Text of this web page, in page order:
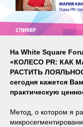
На White Square
«КОЛЕСО PR: КАК
РАСТИТЬ
сегодня кажется
практическую
Метод, о котором я